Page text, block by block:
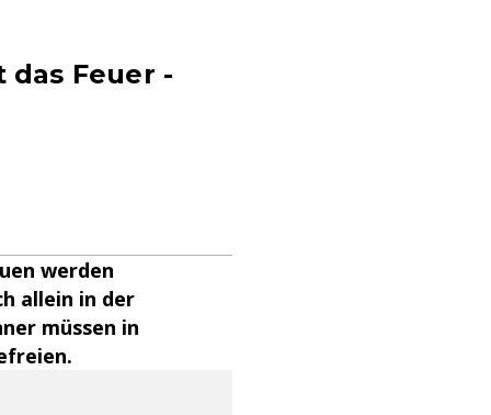
das Feuer -
werden
allein in der
müssen in